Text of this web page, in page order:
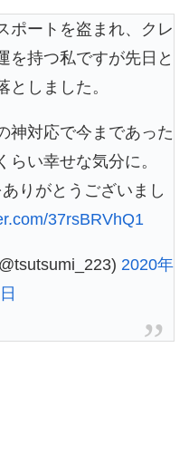
ポートを盗まれ、クレ
を持つ私ですが先日と
としました。
神対応で今まであった
い幸せな気分に。
りがとうございまし
37rsBRVhQ1
2020年